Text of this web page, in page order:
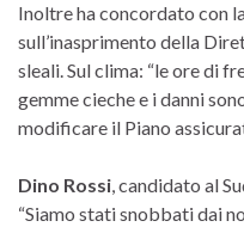
Inoltre ha concordato con
sull’inasprimento della
sleali. Sul clima: “le ore di
gemme cieche e i danni
modificare il Piano
Dino Rossi, candidato al
“Siamo stati snobbati dai